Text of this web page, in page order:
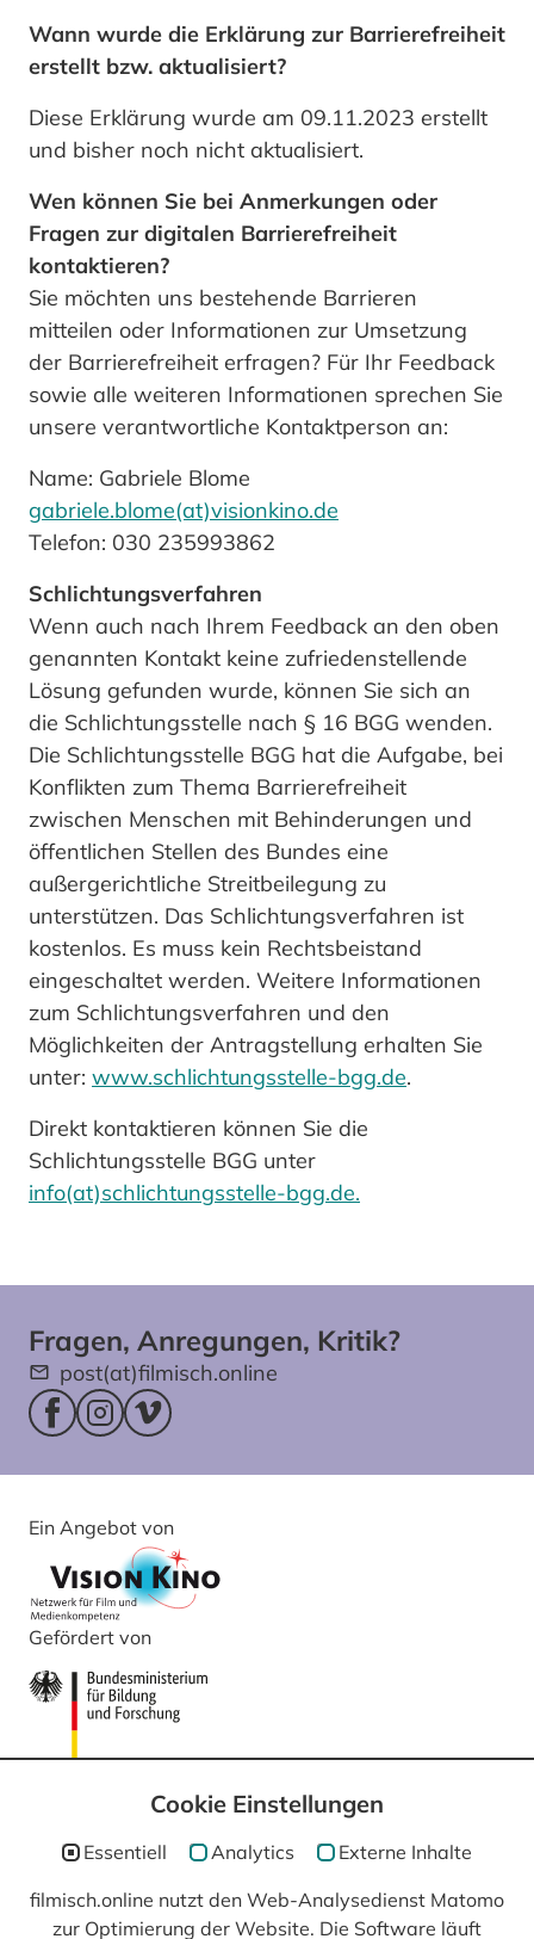
Wann wurde die Erklärung zur Barrierefreiheit
erstellt bzw. aktualisiert?
Diese Erklärung wurde am 09.11.2023 erstellt
und bisher noch nicht aktualisiert.
Wen können Sie bei Anmerkungen oder
Fragen zur digitalen Barrierefreiheit
kontaktieren?
Sie möchten uns bestehende Barrieren
mitteilen oder Informationen zur Umsetzung
der Barrierefreiheit erfragen? Für Ihr Feedback
sowie alle weiteren Informationen sprechen Sie
unsere verantwortliche Kontaktperson an:
Name: Gabriele Blome
gabriele.blome(at)visionkino.de
Telefon: 030 235993862
Schlichtungsverfahren
Wenn auch nach Ihrem Feedback an den oben
genannten Kontakt keine zufriedenstellende
Lösung gefunden wurde, können Sie sich an
die Schlichtungsstelle nach § 16 BGG wenden.
Die Schlichtungsstelle BGG hat die Aufgabe, bei
Konflikten zum Thema Barrierefreiheit
zwischen Menschen mit Behinderungen und
öffentlichen Stellen des Bundes eine
außergerichtliche Streitbeilegung zu
unterstützen. Das Schlichtungsverfahren ist
kostenlos. Es muss kein Rechtsbeistand
eingeschaltet werden. Weitere Informationen
zum Schlichtungsverfahren und den
Möglichkeiten der Antragstellung erhalten Sie
unter: www.schlichtungsstelle-bgg.de.
Direkt kontaktieren können Sie die
Schlichtungsstelle BGG unter
info(at)schlichtungsstelle-bgg.de.
Fragen, Anregungen, Kritik?
post(at)filmisch.online
Facebookseite (öffnet im neuen Fenster)
Instagram (öffnet im neuen Fenster)
Vimeo (öffnet im neuen Fenster)
Ein Angebot von
Gefördert von
In Kooperation mit
Cookie Einstellungen
Essentiell Analytics Externe Inhalte
filmisch.online nutzt den Web-Analysedienst Matomo
zur Optimierung der Website. Die Software läuft